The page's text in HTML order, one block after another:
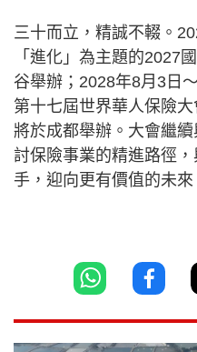
三十而立，精誠不輟。
「進化」為主題的2027
谷舉辦；2028年8月3日
第十七屆世界華人保險
將於成都舉辦。大會繼
討保險事業的精進路徑
手，迎向更有價值的未來